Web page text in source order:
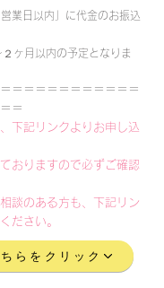
業日以内」に代金のお振込
ヶ月以内の予定となりま
＝＝＝＝＝＝＝＝＝＝＝
＝
下記リンクよりお申し込
おりますので必ずご確認
談のある方も、下記リン
ださい。
らをクリック